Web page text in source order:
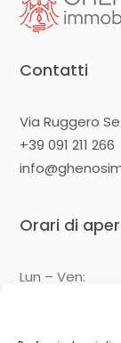
Contatti
Via Ruggero
+39 091 211 266
Orari di
Lun – Ven: